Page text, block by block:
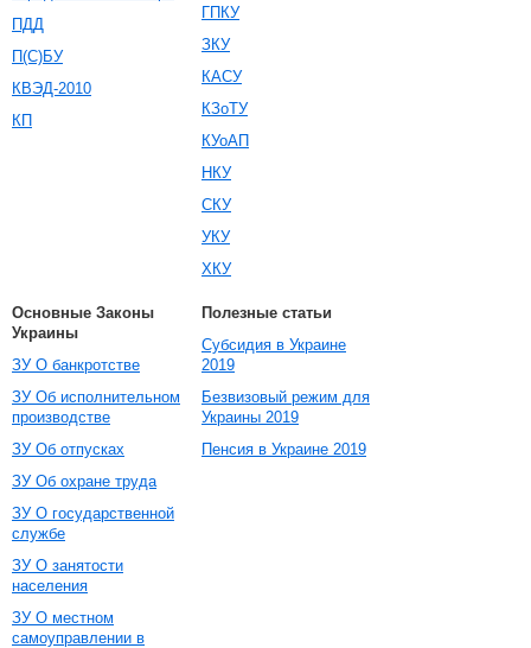
ПДД
П(С)БУ
КВЭД-2010
КП
ГПКУ
ЗКУ
КАСУ
КЗоТУ
КУоАП
НКУ
СКУ
УКУ
ХКУ
Основные Законы
Украины
ЗУ О банкротстве
ЗУ Об исполнительном
производстве
ЗУ Об отпусках
ЗУ Об охране труда
ЗУ О государственной
службе
ЗУ О занятости
населения
ЗУ О местном
самоуправлении в
Полезные статьи
Субсидия в Украине
2019
Безвизовый режим для
Украины 2019
Пенсия в Украине 2019